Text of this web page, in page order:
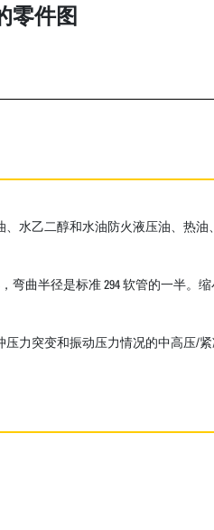
零件图
水乙二醇和水油防火液压油、热油
弯曲半径是标准 294 软管的一半
力突变和振动压力情况的中高压/紧